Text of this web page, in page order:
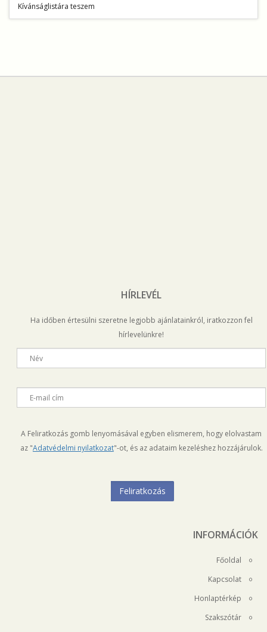
Kívánságlistára teszem
HÍRLEVÉL
Ha időben értesülni szeretne legjobb ajánlatainkról, iratkozzon fel
hírlevelünkre!
Név
E-mail cím
A Feliratkozás gomb lenyomásával egyben elismerem, hogy elolvastam
az "Adatvédelmi nyilatkozat"-ot, és az adataim kezeléshez hozzájárulok.
INFORMÁCIÓK
Főoldal
Kapcsolat
Honlaptérkép
Szakszótár